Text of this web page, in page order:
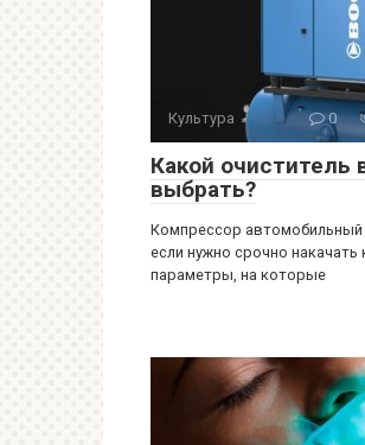
Культура 0
Какой очиститель
выбрать?
Компрессор
если нужно срочно
параметры, на которые